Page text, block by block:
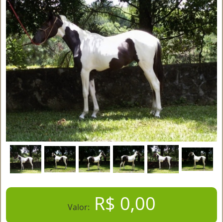
Valor: R$ 0,00